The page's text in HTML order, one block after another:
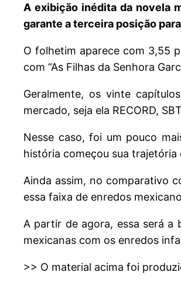
A exibição inédita da novela
garante a terceira posição para
O folhetim aparece com 3,55
com “As Filhas da Senhora
Geralmente, os vinte
mercado, seja ela RECORD,
Nesse caso, foi um pouco
história começou sua
Ainda assim, no comparativo
essa faixa de enredos
A partir de agora, essa será a
mexicanas com os enredos
>> O material acima foi